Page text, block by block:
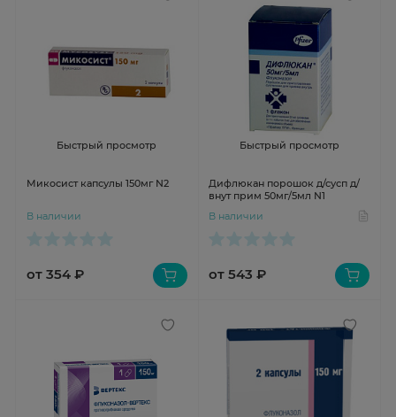
Быстрый просмотр
Микосист капсулы 150мг N2
В наличии
от 354 ₽
Быстрый просмотр
Дифлюкан порошок д/сусп д/
внут прим 50мг/5мл N1
В наличии
от 543 ₽